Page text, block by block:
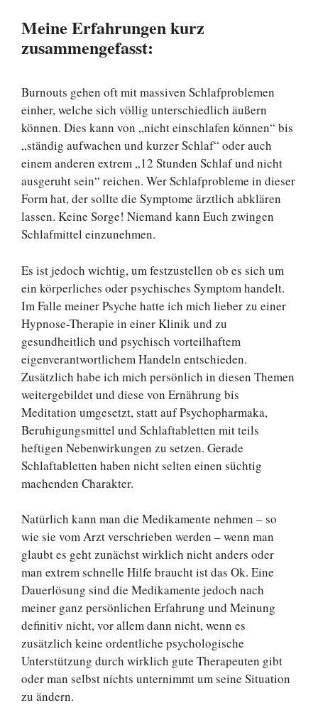
Meine Erfahrungen kurz
zusammengefasst:
Burnouts gehen oft mit massiven Schlafproblemen
einher, welche sich völlig unterschiedlich äußern
können. Dies kann von „nicht einschlafen können“ bis
„ständig aufwachen und kurzer Schlaf“ oder auch
einem anderen extrem „12 Stunden Schlaf und nicht
ausgeruht sein“ reichen. Wer Schlafprobleme in dieser
Form hat, der sollte die Symptome ärztlich abklären
lassen. Keine Sorge! Niemand kann Euch zwingen
Schlafmittel einzunehmen.
Es ist jedoch wichtig, um festzustellen ob es sich um
ein körperliches oder psychisches Symptom handelt.
Im Falle meiner Psyche hatte ich mich lieber zu einer
Hypnose-Therapie in einer Klinik und zu
gesundheitlich und psychisch vorteilhaftem
eigenverantwortlichem Handeln entschieden.
Zusätzlich habe ich mich persönlich in diesen Themen
weitergebildet und diese von Ernährung bis
Meditation umgesetzt, statt auf Psychopharmaka,
Beruhigungsmittel und Schlaftabletten mit teils
heftigen Nebenwirkungen zu setzen. Gerade
Schlaftabletten haben nicht selten einen süchtig
machenden Charakter.
Natürlich kann man die Medikamente nehmen – so
wie sie vom Arzt verschrieben werden – wenn man
glaubt es geht zunächst wirklich nicht anders oder
man extrem schnelle Hilfe braucht ist das Ok. Eine
Dauerlösung sind die Medikamente jedoch nach
meiner ganz persönlichen Erfahrung und Meinung
definitiv nicht, vor allem dann nicht, wenn es
zusätzlich keine ordentliche psychologische
Unterstützung durch wirklich gute Therapeuten gibt
oder man selbst nichts unternimmt um seine Situation
zu ändern.